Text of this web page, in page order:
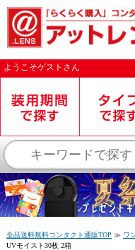
ようこそゲスト さん
全品送料無料コンタクト通販TOP ≫ ワ
UVモイスト30枚 2箱
お知